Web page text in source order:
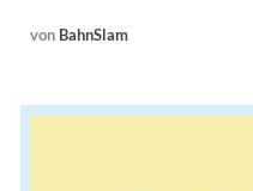
von BahnSlam